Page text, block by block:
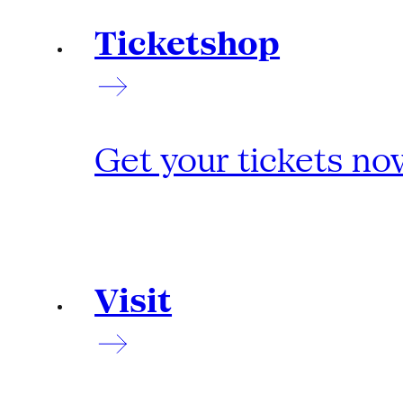
Ticketshop
Get your tickets
Visit